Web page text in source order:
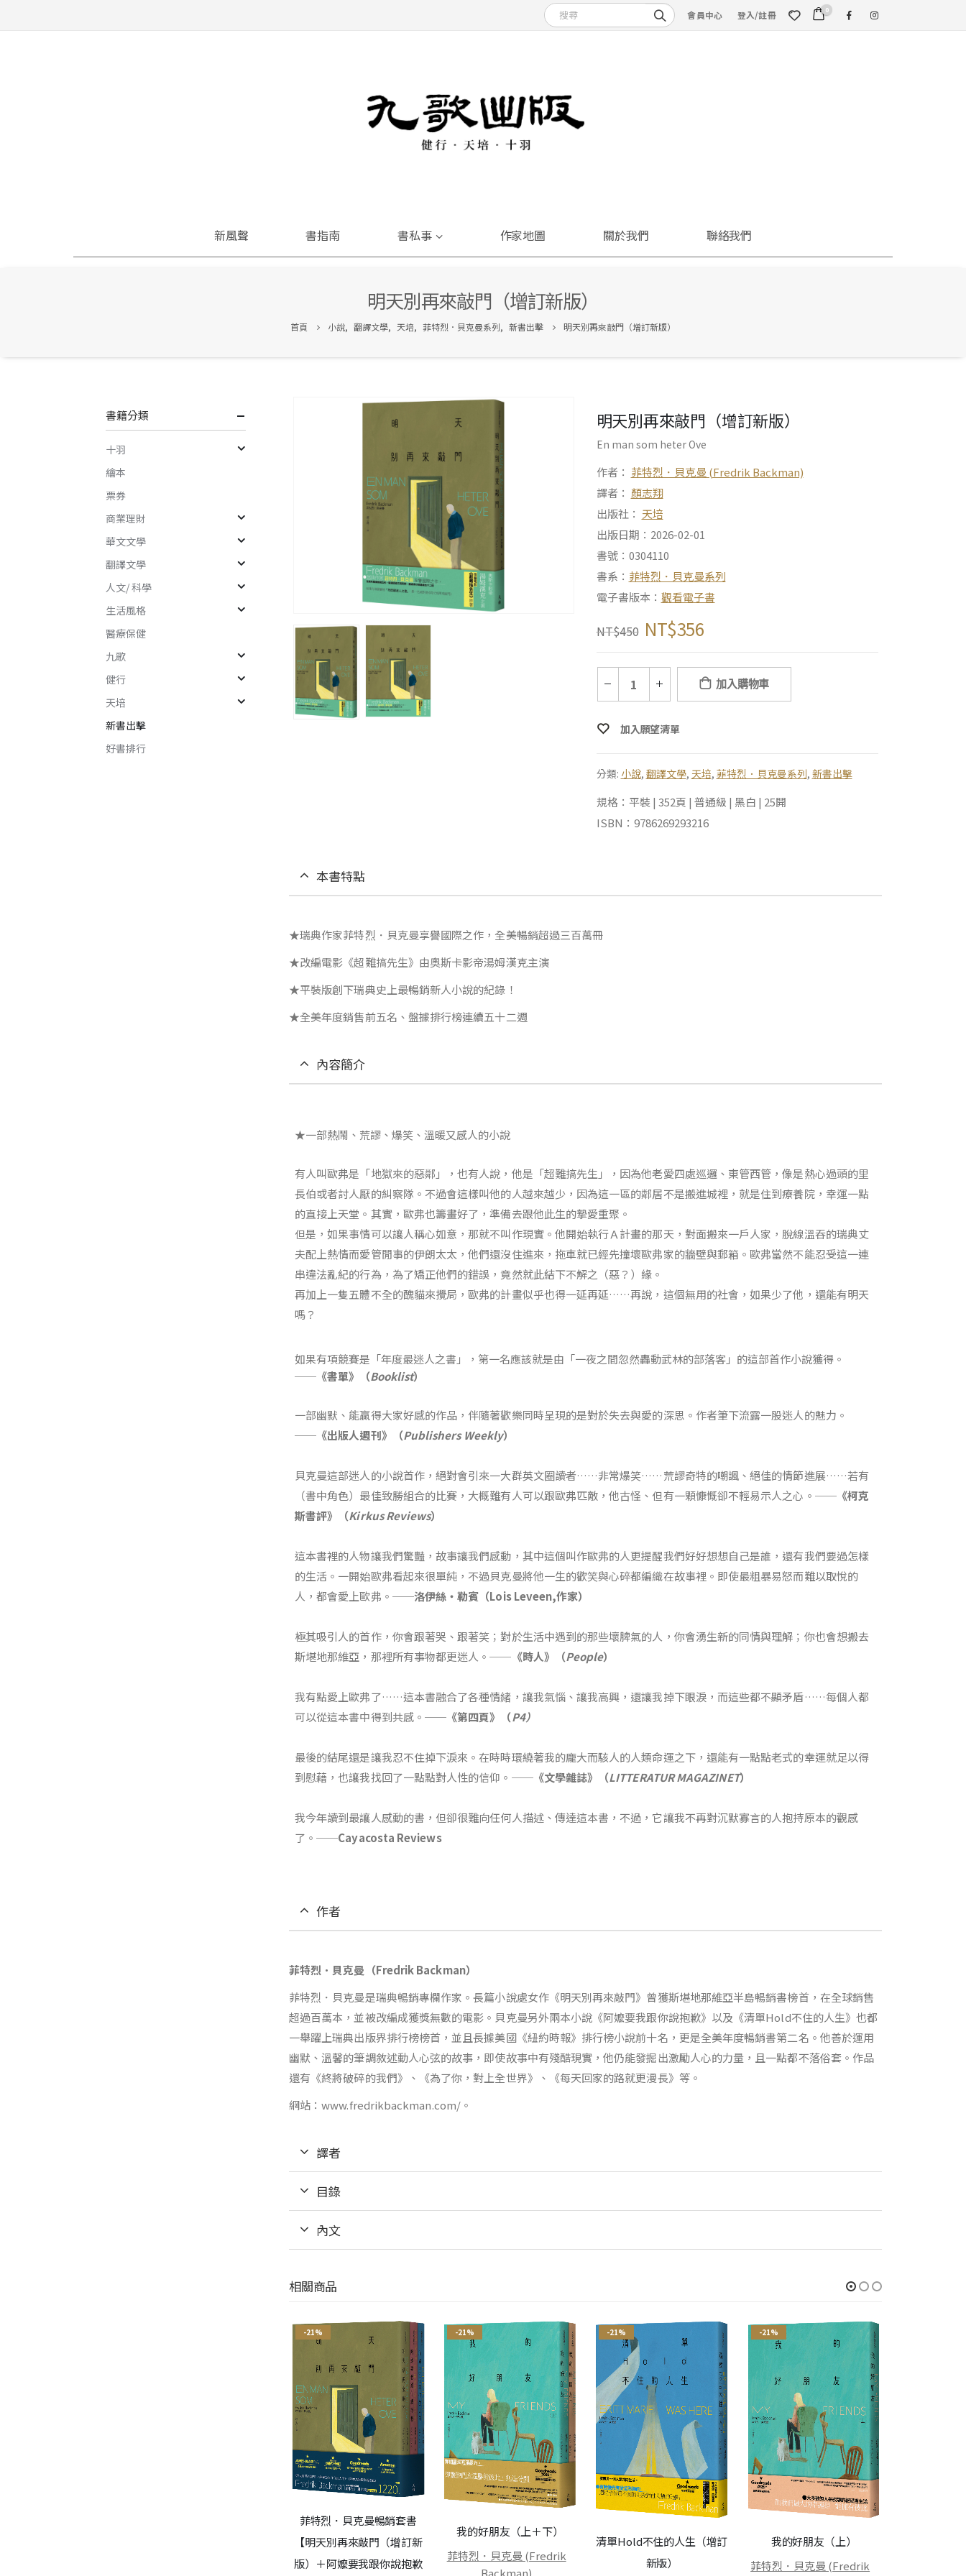
會員中心 登入/註冊 0
新風聲 書指南 書私事 作家地圖 關於我們 聯絡我們
明天別再來敲門（增訂新版）
首頁 小說, 翻譯文學, 天培, 菲特烈．貝克曼系列, 新書出擊 明天別再來敲門（增訂新版）
明天別再來敲門（增訂新版）
En man som heter Ove
作者： 菲特烈．貝克曼 (Fredrik Backman)
譯者： 顏志翔
出版社： 天培
出版日期：2026-02-01
書號：0304110
書系： 菲特烈．貝克曼系列
電子書版本： 觀看電子書
NT$450 NT$356
加入購物車
加入願望清單
分類: 小說, 翻譯文學, 天培, 菲特烈．貝克曼系列, 新書出擊
規格：平裝 | 352頁 | 普通級 | 黑白 | 25開
ISBN：9786269293216
本書特點
★瑞典作家菲特烈．貝克曼享譽國際之作，全美暢銷超過三百萬冊
★改編電影《超難搞先生》由奧斯卡影帝湯姆漢克主演
★平裝版創下瑞典史上最暢銷新人小說的紀錄！
★全美年度銷售前五名、盤據排行榜連續五十二週
內容簡介
★一部熱鬧、荒謬、爆笑、溫暖又感人的小說
有人叫歐弗是「地獄來的惡鄰」，也有人說，他是「超難搞先生」，因為他老愛四處巡邏、東管西管，像是熱心過頭的里
長伯或者討人厭的糾察隊。不過會這樣叫他的人越來越少，因為這一區的鄰居不是搬進城裡，就是住到療養院，幸運一點
的直接上天堂。其實，歐弗也籌畫好了，準備去跟他此生的摯愛重聚。
但是，如果事情可以讓人稱心如意，那就不叫作現實。他開始執行Ａ計畫的那天，對面搬來一戶人家，脫線溫吞的瑞典丈
夫配上熱情而愛管閒事的伊朗太太，他們還沒住進來，拖車就已經先撞壞歐弗家的牆壁與郵箱。歐弗當然不能忍受這一連
串違法亂紀的行為，為了矯正他們的錯誤，竟然就此結下不解之（惡？）緣。
再加上一隻五體不全的醜貓來攪局，歐弗的計畫似乎也得一延再延……再說，這個無用的社會，如果少了他，還能有明天
嗎？
如果有項競賽是「年度最迷人之書」，第一名應該就是由「一夜之間忽然轟動武林的部落客」的這部首作小說獲得。
── 《書單》（Booklist）
一部幽默、能贏得大家好感的作品，伴隨著歡樂同時呈現的是對於失去與愛的深思。作者筆下流露一股迷人的魅力。
── 《出版人週刊》（Publishers Weekly）
貝克曼這部迷人的小說首作，絕對會引來一大群英文圈讀者……非常爆笑……荒謬奇特的嘲諷、絕佳的情節進展……若有
（書中角色）最佳致勝組合的比賽，大概難有人可以跟歐弗匹敵，他古怪、但有一顆慷慨卻不輕易示人之心。──《柯克
斯書評》（Kirkus Reviews）
這本書裡的人物讓我們驚豔，故事讓我們感動，其中這個叫作歐弗的人更提醒我們好好想想自己是誰，還有我們要過怎樣
的生活。一開始歐弗看起來很單純，不過貝克曼將他一生的歡笑與心碎都編織在故事裡。即使最粗暴易怒而難以取悅的
人，都會愛上歐弗。──洛伊絲‧勒賓（Lois Leveen,作家）
極其吸引人的首作，你會跟著哭、跟著笑；對於生活中遇到的那些壞脾氣的人，你會湧生新的同情與理解；你也會想搬去
斯堪地那維亞，那裡所有事物都更迷人。── 《時人》（People）
我有點愛上歐弗了……這本書融合了各種情緒，讓我氣惱、讓我高興，還讓我掉下眼淚，而這些都不顯矛盾……每個人都
可以從這本書中得到共感。── 《第四頁》（P4）
最後的結尾還是讓我忍不住掉下淚來。在時時環繞著我的龐大而駭人的人類命運之下，還能有一點點老式的幸運就足以得
到慰藉，也讓我找回了一點點對人性的信仰。──《文學雜誌》（LITTERATUR MAGAZINET）
我今年讀到最讓人感動的書，但卻很難向任何人描述、傳達這本書，不過，它讓我不再對沉默寡言的人抱持原本的觀感
了。──Cayacosta Reviews
作者
菲特烈．貝克曼（Fredrik Backman）
菲特烈．貝克曼是瑞典暢銷專欄作家。長篇小說處女作《明天別再來敲門》曾獲斯堪地那維亞半島暢銷書榜首，在全球銷售
超過百萬本，並被改編成獲獎無數的電影。貝克曼另外兩本小說《阿嬤要我跟你說抱歉》以及《清單Hold不住的人生》也都
一舉躍上瑞典出版界排行榜榜首，並且長據美國《紐約時報》排行榜小說前十名，更是全美年度暢銷書第二名。他善於運用
幽默、溫馨的筆調敘述動人心弦的故事，即使故事中有殘酷現實，他仍能發掘出激勵人心的力量，且一點都不落俗套。作品
還有《終將破碎的我們》、《為了你，對上全世界》、《每天回家的路就更漫長》等。
網站：www.fredrikbackman.com/。
譯者
目錄
內文
相關商品
-21%
菲特烈．貝克曼暢銷套書
【明天別再來敲門（增訂新
版）＋阿嬤要我跟你說抱歉
-21%
我的好朋友（上＋下）
菲特烈．貝克曼 (Fredrik
-21%
清單Hold不住的人生（增訂
新版）
-21%
我的好朋友（上）
菲特烈．貝克曼 (Fredrik
書籍分類
十羽
繪本
票券
商業理財
華文文學
翻譯文學
人文/ 科學
生活風格
醫療保健
九歌
健行
天培
新書出擊
好書排行